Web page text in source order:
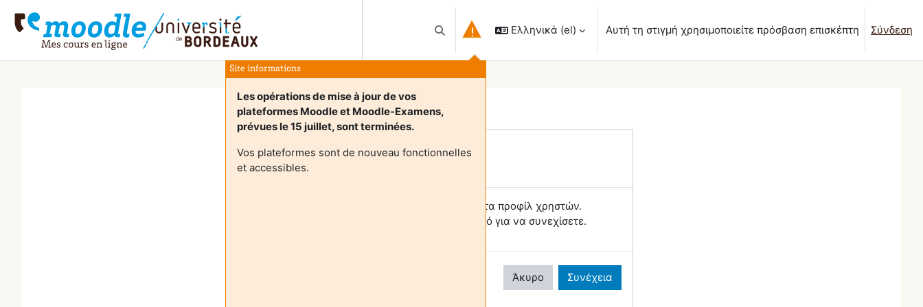
Εναλλαγή εισόδου αναζήτησης
Site informations
Les opérations de mise à jour de vos
plateformes Moodle et Moodle-Examens,
prévues le 15 juillet, sont terminées.
Vos plateformes sont de nouveau fonctionnelles
et accessibles.
Ελληνικά ‎(el)‎ Αυτή τη στιγμή χρησιμοποιείτε πρόσβαση επισκέπτη Σύνδεση
Login required
Οι επισκέπτες δεν έχουν πρόσβαση στα προφίλ χρηστών.
Συνδεθείτε με έναν πλήρη λογαριασμό για να συνεχίσετε.
Άκυρο Συνέχεια